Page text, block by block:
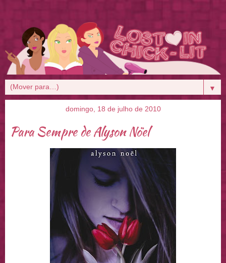
▼
domingo, 18 de julho de 2010
Para Sempre de Alyson Nöel